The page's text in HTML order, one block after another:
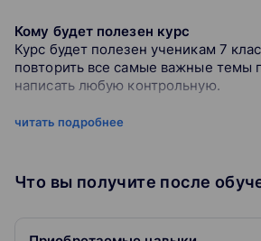
Кому будет полезен курс
Курс будет полезен ученикам 7
повторить все самые важные темы
написать любую контрольную.
Какие знания дает курс
Как проходит обучение
читать подробнее
Что вы получите после